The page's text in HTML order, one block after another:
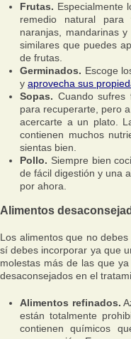
Frutas. Especialmente
remedio natural
naranjas, mandarinas
similares que puedes
de frutas.
Germinados. Escoge
y aprovecha sus
Sopas. Cuando sufres
para recuperarte, pero
acercarte a un plato.
contienen muchos
sientas bien.
Pollo. Siempre bien
de fácil digestión y una
por ahora.
Alimentos
Los alimentos que no
sí debes incorporar ya que
molestas más de las que
desaconsejados en el
Alimentos refinados.
están totalmente
contienen químicos